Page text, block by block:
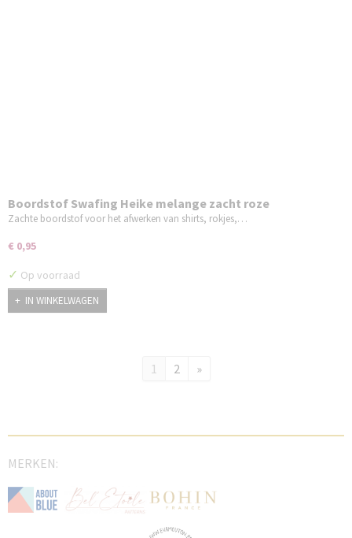
Boordstof Swafing Heike melange zacht roze
Zachte boordstof voor het afwerken van shirts, rokjes,…
€ 0,95
✓ Op voorraad
IN WINKELWAGEN
1 2 »
MERKEN: